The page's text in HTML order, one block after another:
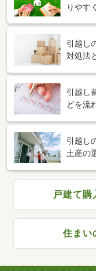
りやす
引越し
対処法
引越し
どを流
引越し
土産の
戸建て
住まい